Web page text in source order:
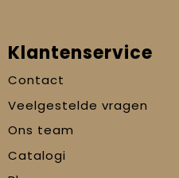
Klantenservice
Contact
Veelgestelde vragen
Ons team
Catalogi